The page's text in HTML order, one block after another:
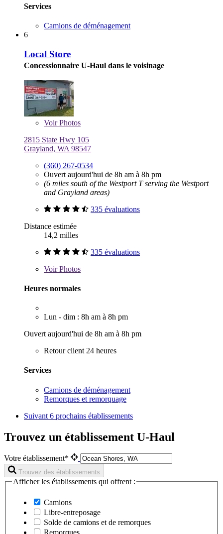
Services
Camions de déménagement
6
Local Store
Concessionnaire U-Haul dans le voisinage
VoirPhotos
2815 State Hwy 105
Grayland, WA 98547
(360) 267-0534
Ouvert aujourd'hui de 8h am à 8h pm
(6 miles south of the Westport T serving the Westport
and Grayland areas)
335 évaluations
Distance estimée
14,2 milles
335 évaluations
VoirPhotos
Heures normales
Lun - dim : 8h am à 8h pm
Ouvert aujourd'hui de 8h am à 8h pm
Retour client 24 heures
Services
Camions de déménagement
Remorques et remorquage
Suivant 6 prochains établissements
Trouvez un établissement U-Haul
Votre établissement*
Trouvez des établissements
Afficher les établissements qui offrent :
Camions
Libre-entreposage
Solde de camions et de remorques
Remorques